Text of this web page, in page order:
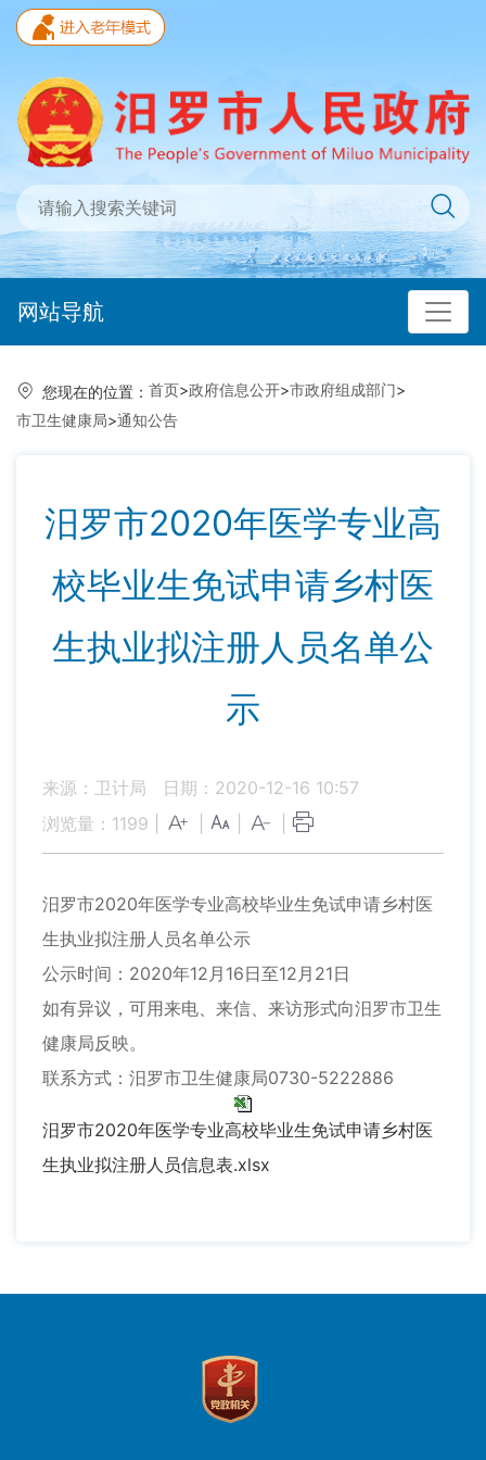
网站导航
您现在的位置： 首页>政府信息公开>市政府组成部门>
市卫生健康局>通知公告
汨罗市2020年医学专业高
校毕业生免试申请乡村医
生执业拟注册人员名单公
示
来源：卫计局
日期：2020-12-16 10:57
浏览量： 1199
汨罗市2020年医学专业高校毕业生免试申请乡村医
生执业拟注册人员名单公示
公示时间：2020年12月16日至12月21日
如有异议，可用来电、来信、来访形式向汨罗市卫生
健康局反映。
联系方式：汨罗市卫生健康局0730-5222886
汨罗市2020年医学专业高校毕业生免试申请乡村医
生执业拟注册人员信息表.xlsx